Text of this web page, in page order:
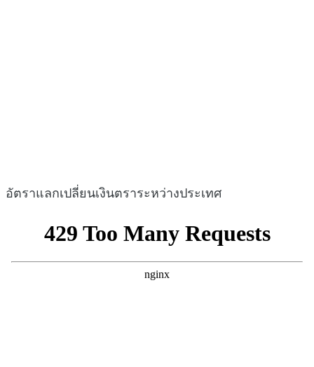
อัตราแลกเปลี่ยนเงินตราระหว่างประเทศ